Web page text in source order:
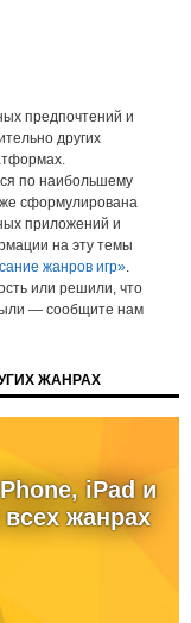
предпочтений и
других
по наибольшему
сформулирована
приложений и
на эту темы
жанров игр».
или решили, что
— сообщите нам
ЖАНРАХ
iPad и
жанрах